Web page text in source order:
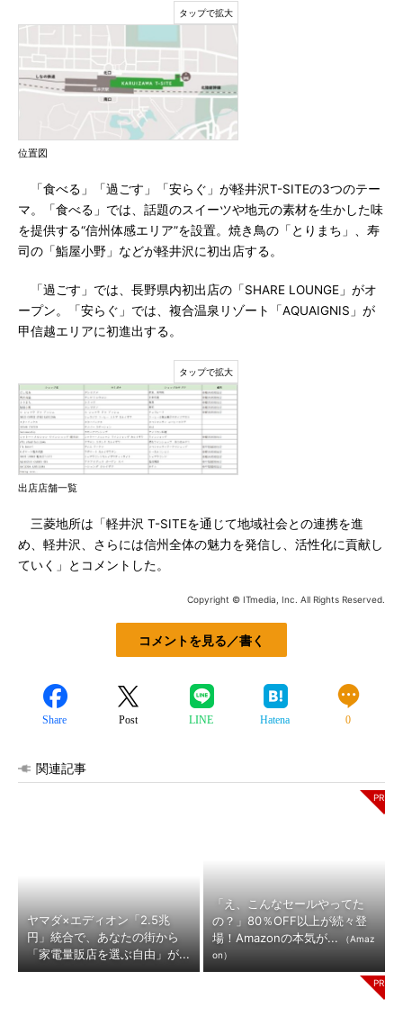
位置図
「食べる」「過ごす」「安らぐ」が軽井沢T-SITEの3つのテー
マ。「食べる」では、話題のスイーツや地元の素材を生かした味
を提供する“信州体感エリア”を設置。焼き鳥の「とりまち」、寿
司の「鮨屋小野」などが軽井沢に初出店する。
「過ごす」では、長野県内初出店の「SHARE LOUNGE」がオ
ープン。「安らぐ」では、複合温泉リゾート「AQUAIGNIS」が
甲信越エリアに初進出する。
出店店舗一覧
三菱地所は「軽井沢 T-SITEを通じて地域社会との連携を進
め、軽井沢、さらには信州全体の魅力を発信し、活性化に貢献し
ていく」とコメントした。
Copyright © ITmedia, Inc. All Rights Reserved.
コメントを見る／書く
Share Post LINE Hatena 0
関連記事
ヤマダ×エディオン「2.5兆
円」統合で、あなたの街から
「家電量販店を選ぶ自由」が...
「え、こんなセールやってた
の？」80％OFF以上が続々登
場！Amazonの本気が...
（Amaz
on）